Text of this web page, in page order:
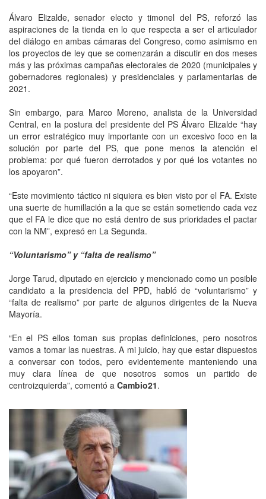
Álvaro Elizalde, senador electo y timonel del PS, reforzó las
aspiraciones de la tienda en lo que respecta a ser el articulador
del diálogo en ambas cámaras del Congreso, como asimismo en
los proyectos de ley que se comenzarán a discutir en dos meses
más y las próximas campañas electorales de 2020 (municipales y
gobernadores regionales) y presidenciales y parlamentarias de
2021.
Sin embargo, para Marco Moreno, analista de la Universidad
Central, en la postura del presidente del PS Álvaro Elizalde “hay
un error estratégico muy importante con un excesivo foco en la
solución por parte del PS, que pone menos la atención el
problema: por qué fueron derrotados y por qué los votantes no
los apoyaron”.
“Este movimiento táctico ni siquiera es bien visto por el FA. Existe
una suerte de humillación a la que se están sometiendo cada vez
que el FA le dice que no está dentro de sus prioridades el pactar
con la NM”, expresó en La Segunda.
“Voluntarismo” y “falta de realismo”
Jorge Tarud, diputado en ejercicio y mencionado como un posible
candidato a la presidencia del PPD, habló de “voluntarismo” y
“falta de realismo” por parte de algunos dirigentes de la Nueva
Mayoría.
“En el PS ellos toman sus propias definiciones, pero nosotros
vamos a tomar las nuestras. A mi juicio, hay que estar dispuestos
a conversar con todos, pero evidentemente manteniendo una
muy clara línea de que nosotros somos un partido de
centroizquierda”, comentó a Cambio21.